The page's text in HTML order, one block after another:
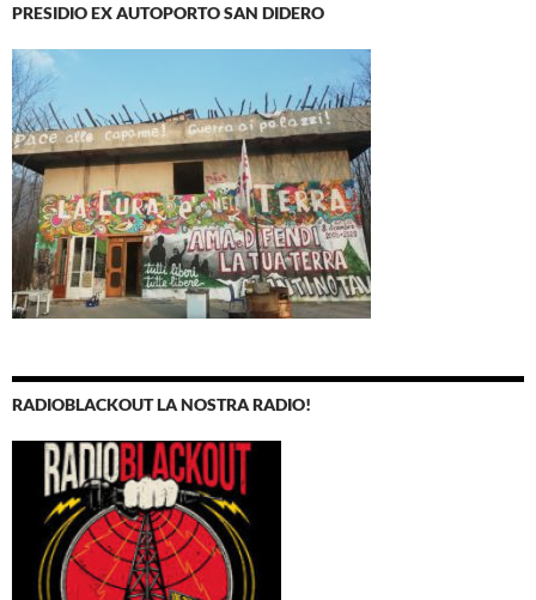
PRESIDIO EX AUTOPORTO SAN DIDERO
RADIOBLACKOUT LA NOSTRA RADIO!